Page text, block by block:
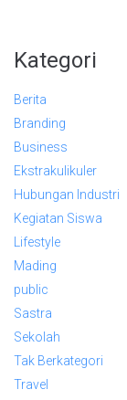
Kategori
Berita
Branding
Business
Ekstrakulikuler
Hubungan Industri
Kegiatan Siswa
Lifestyle
Mading
public
Sastra
Sekolah
Tak Berkategori
Travel